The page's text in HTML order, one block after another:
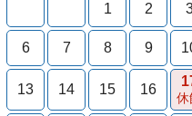
1 2
6 7 8 9
13 14 15 16
休